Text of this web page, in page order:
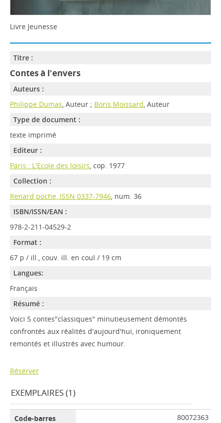
Livre Jeunesse
Titre :
Contes à l'envers
Auteurs :
Philippe Dumas, Auteur ; Boris Moissard, Auteur
Type de document :
texte imprimé
Editeur :
Paris : L'Ecole des loisirs, cop. 1977
Collection :
Renard poche, ISSN 0337-7946, num. 36
ISBN/ISSN/EAN :
978-2-211-04529-2
Format :
67 p / ill., couv. ill. en coul / 19 cm
Langues:
Français
Résumé :
Voici 5 contes"classiques" minutieusement démontés
confrontés aux réalités d'aujourd'hui, ironiquement
remontés et illustrés avec humour.
Réserver
EXEMPLAIRES (1)
80072363